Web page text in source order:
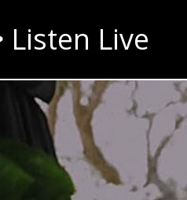
Listen Live